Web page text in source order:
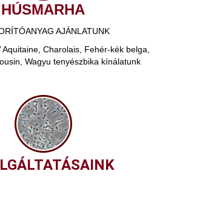
HÚSMARHA
AJÁNLATUNK
Aquitaine, Charolais, Fehér-kék belga,
Wagyu tenyészbika kínálatunk